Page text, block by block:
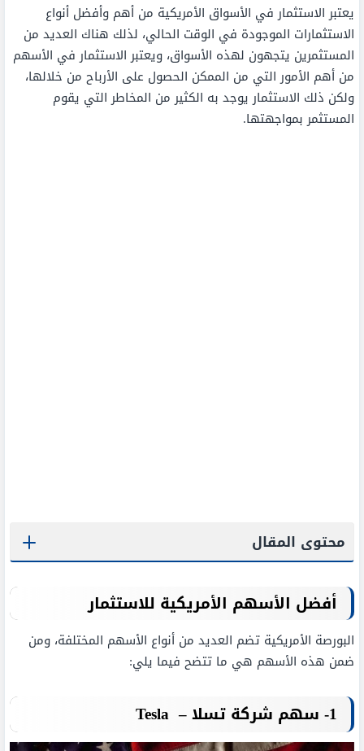
يعتبر الاستثمار في الأسواق الأمريكية من أهم وأفضل أنواع
الاستثمارات الموجودة في الوقت الحالي، لذلك هناك العديد من
المستثمرين يتجهون لهذه الأسواق، ويعتبر الاستثمار في الأسهم
من أهم الأمور التي من الممكن الحصول على الأرباح من خلالها،
ولكن ذلك الاستثمار يوجد به الكثير من المخاطر التي يقوم
المستثمر بمواجهتها.
محتوى المقال
أفضل الأسهم الأمريكية للاستثمار
البورصة الأمريكية تضم العديد من أنواع الأسهم المختلفة، ومن
ضمن هذه الأسهم هي ما تتضح فيما يلي:
1- سهم شركة تسلا –